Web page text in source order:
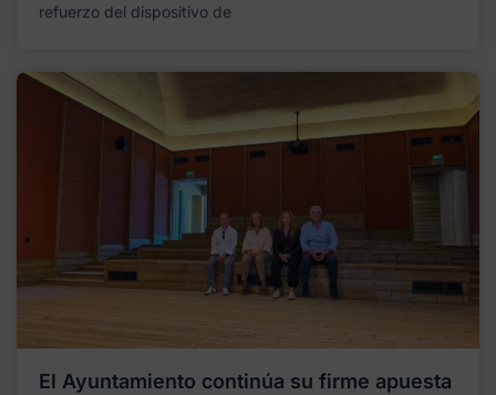
refuerzo del dispositivo de
El Ayuntamiento continúa su firme apuesta